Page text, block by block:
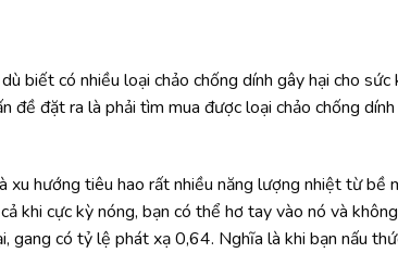
biết có nhiều loại chảo chống dính gây hại cho sức
đặt ra là phải tìm mua được loại chảo chống dính
xu hướng tiêu hao rất nhiều năng lượng nhiệt từ bề
khi cực kỳ nóng, bạn có thể hơ tay vào nó và
gang có tỷ lệ phát xạ 0,64. Nghĩa là khi bạn nấu